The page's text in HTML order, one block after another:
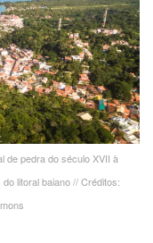
de pedra do século XVII à
litoral baiano // Créditos: